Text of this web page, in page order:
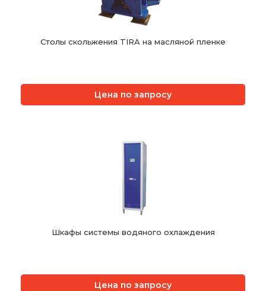
Столы скольжения TIRA на масляной пленке
Цена по запросу
Шкафы системы водяного охлаждения
Цена по запросу